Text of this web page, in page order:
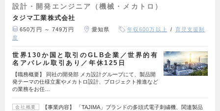
設計・開発エンジニア（機械・メカトロ）
タジマ工業株式会社
650万円 ～ 749万円 愛知県 年収600万以上
育児支援制
度
世界130か国と取引のGLB企業／世界的有
名アパレル取引あり／年休125日
【職務概要】 同社の開発部 メカ設計グループにて、製品開
発テーマの仕様立案やメカトロ設計、プロジェクト推進など
の業務をお任…
会社概要
【事業内容】 「TAJIMA」ブランドの多頭式電子刺繍機、関連製品